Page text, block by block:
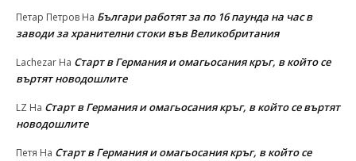
Петар Петров На Българи работят за по 16 паунда на час в
заводи за хранителни стоки във Великобритания
Lachezar На Старт в Германия и омагьосания кръг, в който се
въртят новодошлите
LZ На Старт в Германия и омагьосания кръг, в който се въртят
новодошлите
Петя На Старт в Германия и омагьосания кръг, в който се